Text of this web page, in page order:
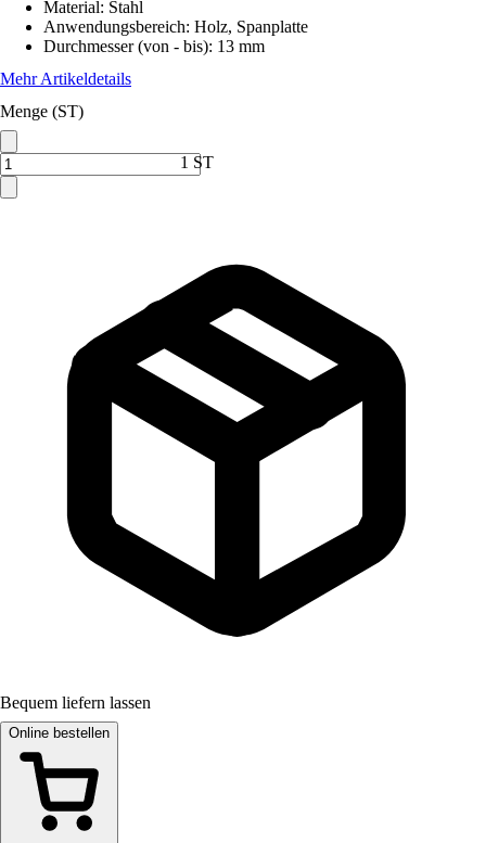
Material: Stahl
Anwendungsbereich: Holz, Spanplatte
Durchmesser (von - bis): 13 mm
Mehr Artikeldetails
Menge (ST)
1 ST
Bequem liefern lassen
Online bestellen